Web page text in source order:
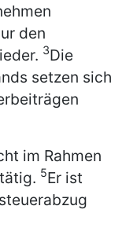
den
3Die
setzen sich
im Rahmen
5Er ist